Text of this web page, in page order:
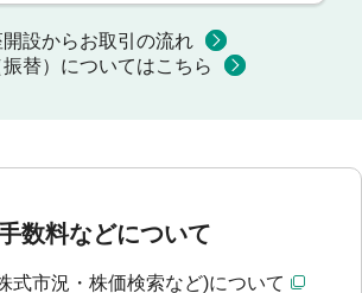
開設からお取引の流れ
替）についてはこちら
数料などについて
式市況・株価検索など)について